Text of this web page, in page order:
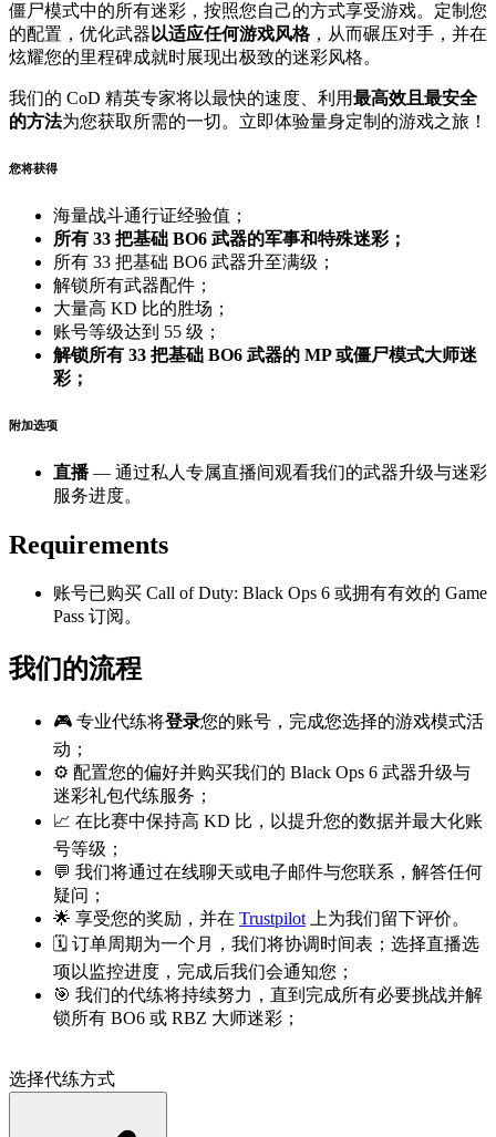
僵尸模式中的所有迷彩，按照您自己的方式享受游戏。定制您
的配置，优化武器以适应任何游戏风格，从而碾压对手，并在
炫耀您的里程碑成就时展现出极致的迷彩风格。
我们的 CoD 精英专家将以最快的速度、利用最高效且最安全
的方法为您获取所需的一切。立即体验量身定制的游戏之旅！
您将获得
海量战斗通行证经验值；
所有 33 把基础 BO6 武器的军事和特殊迷彩；
所有 33 把基础 BO6 武器升至满级；
解锁所有武器配件；
大量高 KD 比的胜场；
账号等级达到 55 级；
解锁所有 33 把基础 BO6 武器的 MP 或僵尸模式大师迷
彩；
附加选项
直播— 通过私人专属直播间观看我们的武器升级与迷彩
服务进度。
Requirements
账号已购买 Call of Duty: Black Ops 6 或拥有有效的 Game
Pass 订阅。
我们的流程
🎮 专业代练将登录您的账号，完成您选择的游戏模式活
动；
⚙️ 配置您的偏好并购买我们的 Black Ops 6 武器升级与
迷彩礼包代练服务；
📈 在比赛中保持高 KD 比，以提升您的数据并最大化账
号等级；
💬 我们将通过在线聊天或电子邮件与您联系，解答任何
疑问；
🌟 享受您的奖励，并在 Trustpilot 上为我们留下评价。
🗓️ 订单周期为一个月，我们将协调时间表；选择直播选
项以监控进度，完成后我们会通知您；
🎯 我们的代练将持续努力，直到完成所有必要挑战并解
锁所有 BO6 或 RBZ 大师迷彩；
选择代练方式